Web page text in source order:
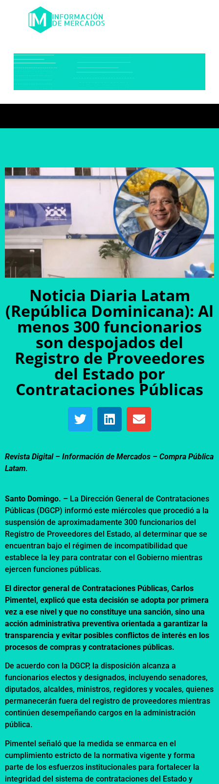
Noticia Diaria Latam
(República Dominicana): Al
menos 300 funcionarios
son despojados del
Registro de Proveedores
del Estado por
Contrataciones Públicas
Revista Digital – Información de Mercados – Compra Pública
Latam.
Santo Domingo. – La Dirección General de Contrataciones
Públicas (DGCP) informó este miércoles que procedió a la
suspensión de aproximadamente 300 funcionarios del
Registro de Proveedores del Estado, al determinar que se
encuentran bajo el régimen de incompatibilidad que
establece la ley para contratar con el Gobierno mientras
ejercen funciones públicas.
El director general de Contrataciones Públicas, Carlos
Pimentel, explicó que esta decisión se adopta por primera
vez a ese nivel y que no constituye una sanción, sino una
acción administrativa preventiva orientada a garantizar la
transparencia y evitar posibles conflictos de interés en los
procesos de compras y contrataciones públicas.
De acuerdo con la DGCP, la disposición alcanza a
funcionarios electos y designados, incluyendo senadores,
diputados, alcaldes, ministros, regidores y vocales, quienes
permanecerán fuera del registro de proveedores mientras
continúen desempeñando cargos en la administración
pública.
Pimentel señaló que la medida se enmarca en el
cumplimiento estricto de la normativa vigente y forma
parte de los esfuerzos institucionales para fortalecer la
integridad del sistema de contrataciones del Estado y